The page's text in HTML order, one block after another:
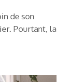
de son
Pourtant, la